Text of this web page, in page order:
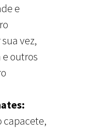
e
vez,
e outros
capacete,